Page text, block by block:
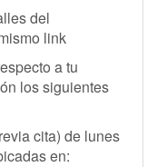
del
link
a tu
los siguientes
cita) de lunes
en: